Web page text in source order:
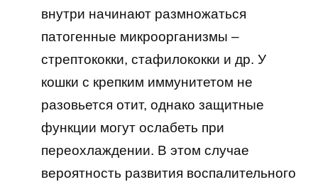
внутри начинают размножаться
патогенные микроорганизмы –
стрептококки, стафилококки и др. У
кошки с крепким иммунитетом не
разовьется отит, однако защитные
функции могут ослабеть при
переохлаждении. В этом случае
вероятность развития воспалительного